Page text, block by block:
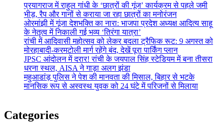
प्रयागराज में राहुल गांधी के ‘छात्रों की गूंज’ कार्यक्रम से पहले जमी
भीड़, रैप और गानों से कराया जा रहा छात्रों का मनोरंजन
ओरमांझी में गूंजा देशभक्ति का नारा: भाजपा प्रदेश अध्यक्ष आदित्य साहू
के नेतृत्व में निकाली गई भव्य ‘तिरंगा यात्रा’
रांची में आदिवासी महोत्सव को लेकर बदला ट्रैफिक रूट: 9 अगस्त को
मोरहाबादी-करमटोली मार्ग रहेंगे बंद, देखें पूरा पार्किंग प्लान
JPSC आंदोलन में दरार! रांची के जयपाल सिंह स्टेडियम में बना तीसरा
धरना स्थल, AISA ने गाड़ा अलग झंडा
महुआडांड़ पुलिस ने पेश की मानवता की मिसाल, बिहार से भटके
मानसिक रूप से अस्वस्थ युवक को 24 घंटे में परिजनों से मिलाया
Categories